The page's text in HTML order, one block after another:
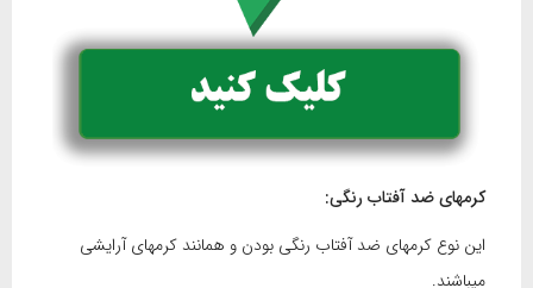
کرمهای ضد آفتاب رنگی:
این نوع کرمهای ضد آفتاب رنگی بودن و همانند کرمهای آرایشی
میباشند.